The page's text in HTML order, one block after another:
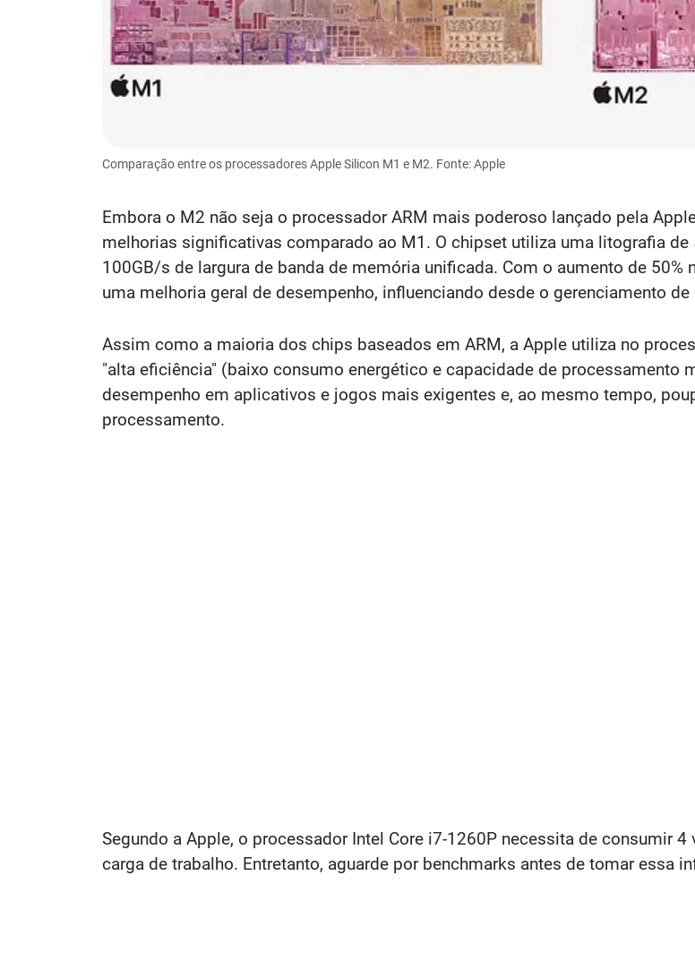
Comparação entre os processadores Apple Silicon M1 e M2. Fonte: Apple
Embora o M2 não seja o processador ARM mais poderoso lançado pela
melhorias significativas comparado ao M1. O chipset utiliza uma litografia de
100GB/s de largura de banda de memória unificada. Com o aumento de 50%
uma melhoria geral de desempenho, influenciando desde o gerenciamento
Assim como a maioria dos chips baseados em ARM, a Apple utiliza no
"alta eficiência" (baixo consumo energético e capacidade de processamento
desempenho em aplicativos e jogos mais exigentes e, ao mesmo tempo,
processamento.
Segundo a Apple, o processador Intel Core i7-1260P necessita de consumir
carga de trabalho. Entretanto, aguarde por benchmarks antes de tomar essa